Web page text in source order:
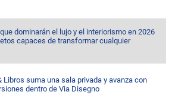
dominarán el lujo y el interiorismo en 2026
capaces de transformar cualquier
Libros suma una sala privada y avanza con
dentro de Via Disegno